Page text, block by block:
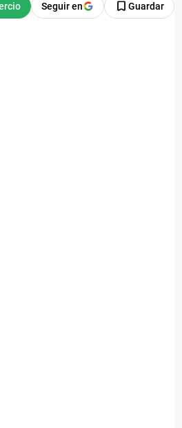
Seguir en Guardar